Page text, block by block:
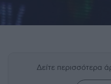
Δείτε περισσότερα